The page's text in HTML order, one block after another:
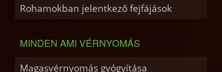
Rohamokban jelentkező fejfájások
MINDEN AMI VÉRNYOMÁS
Magasvérnyomás gyógyítása